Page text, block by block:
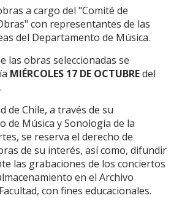
a cargo del "Comité de
con representantes de las
del Departamento de Música.
las obras seleccionadas se
MIÉRCOLES 17 DE OCTUBREdel
de Chile, a través de su
de Música y Sonología de la
se reserva el derecho de
de su interés, así como, difundir
las grabaciones de los conciertos
en el Archivo
con fines educacionales.